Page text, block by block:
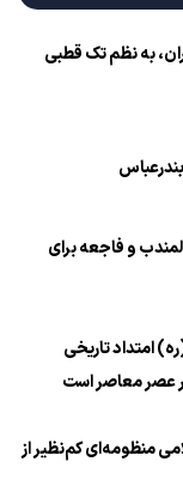
به نظم تک قطبی
و فاجعه برای
امتداد تاریخی
عصر معاصر است
منظومه‌ای کم‌نظیر از